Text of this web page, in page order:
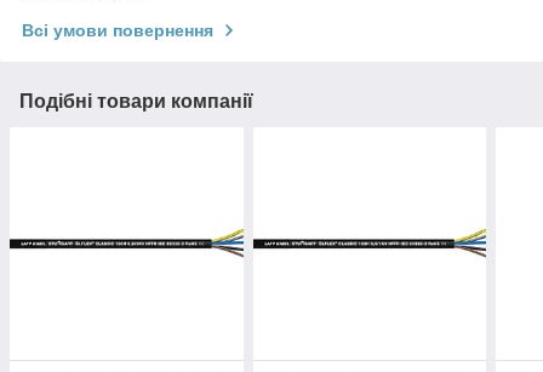
Всі умови повернення
Подібні товари компанії